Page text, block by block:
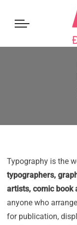
Typography is the
typographers,
artists, comic book
anyone who
for publication,